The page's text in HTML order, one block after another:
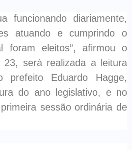
funcionando diariamente,
atuando e cumprindo o
foram eleitos”, afirmou o
23, será realizada a leitura
prefeito Eduardo Hagge,
do ano legislativo, e no
sessão ordinária de